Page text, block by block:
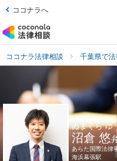
ココナラへ
ココナラ法律相談 千葉県で
ぬまくら ゆ
沼倉 悠
あらた国際法律
海浜幕張駅